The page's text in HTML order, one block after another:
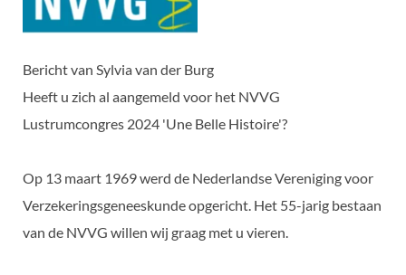
Bericht van Sylvia van der Burg
Heeft u zich al aangemeld voor het NVVG
Lustrumcongres 2024 'Une Belle Histoire'?
Op 13 maart 1969 werd de Nederlandse Vereniging voor
Verzekeringsgeneeskunde opgericht. Het 55-jarig bestaan
van de NVVG willen wij graag met u vieren.